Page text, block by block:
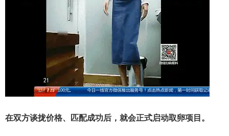
在双方谈拢价格、匹配成功后，就会正式启动取卵项目。